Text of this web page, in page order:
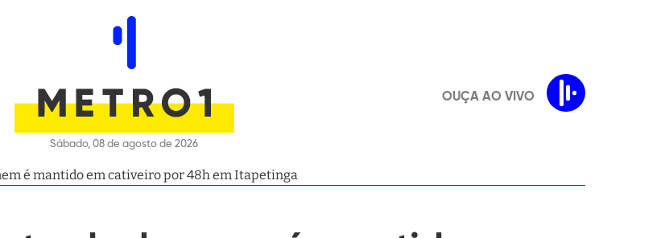
Sábado, 08 de agosto de 2026
OUÇA AO VIVO
é mantido em cativeiro por 48h em Itapetinga